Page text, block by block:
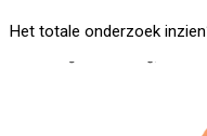
Het totale onderzoek